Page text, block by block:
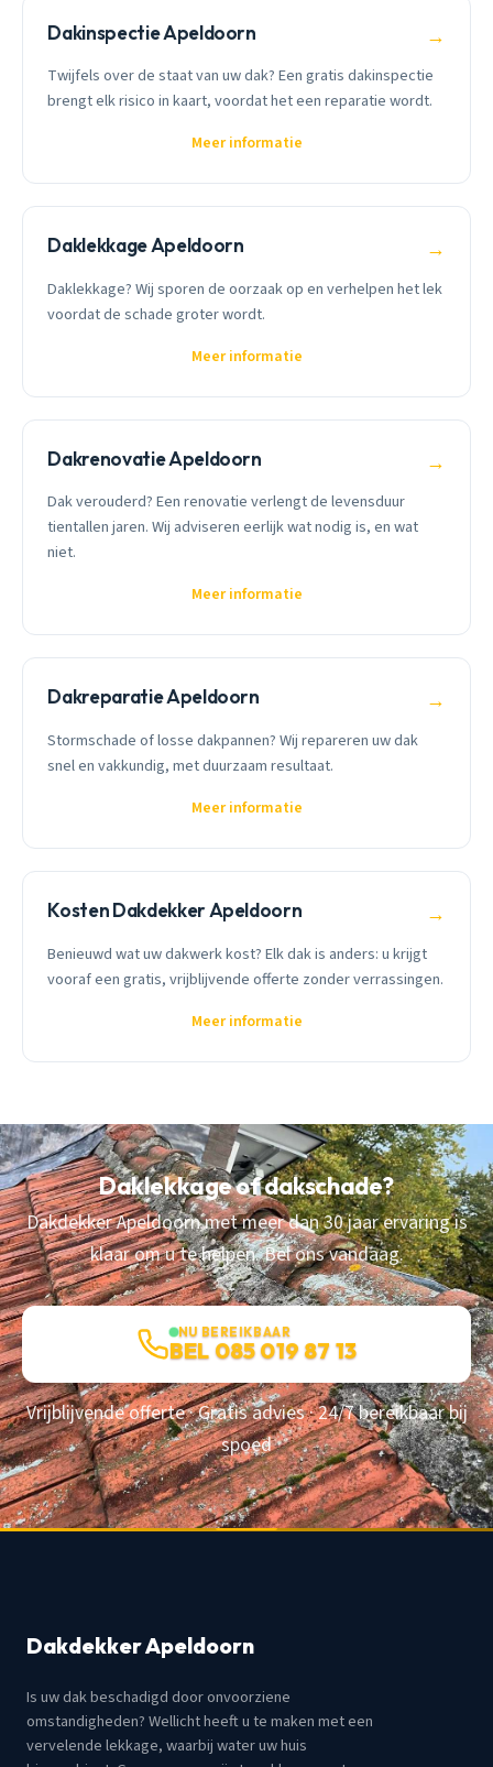
Dakinspectie Apeldoorn →
Twijfels over de staat van uw dak? Een gratis dakinspectie
brengt elk risico in kaart, voordat het een reparatie wordt.
Meer informatie
Daklekkage Apeldoorn →
Daklekkage? Wij sporen de oorzaak op en verhelpen het lek
voordat de schade groter wordt.
Meer informatie
Dakrenovatie Apeldoorn →
Dak verouderd? Een renovatie verlengt de levensduur
tientallen jaren. Wij adviseren eerlijk wat nodig is, en wat
niet.
Meer informatie
Dakreparatie Apeldoorn →
Stormschade of losse dakpannen? Wij repareren uw dak
snel en vakkundig, met duurzaam resultaat.
Meer informatie
Kosten Dakdekker Apeldoorn →
Benieuwd wat uw dakwerk kost? Elk dak is anders: u krijgt
vooraf een gratis, vrijblijvende offerte zonder verrassingen.
Meer informatie
Daklekkage of dakschade?
Dakdekker Apeldoorn met meer dan 30 jaar ervaring is
klaar om u te helpen. Bel ons vandaag.
NU BEREIKBAAR
BEL 085 019 87 13
Vrijblijvende offerte · Gratis advies · 24/7 bereikbaar bij
spoed
Dakdekker Apeldoorn
Is uw dak beschadigd door onvoorziene
omstandigheden? Wellicht heeft u te maken met een
vervelende lekkage, waarbij water uw huis